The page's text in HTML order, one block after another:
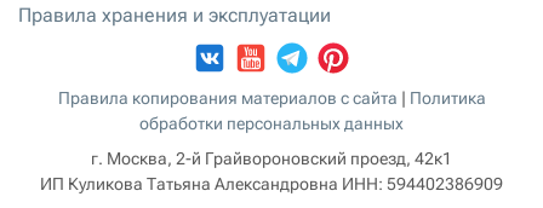
Правила хранения и эксплуатации
Правила копирования материалов с сайта | Политика
обработки персональных данных
г. Москва, 2-й Грайвороновский проезд, 42к1
ИП Куликова Татьяна Александровна ИНН: 594402386909